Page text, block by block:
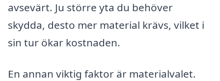
avsevärt. Ju större yta du behöver
skydda, desto mer material krävs, vilket i
sin tur ökar kostnaden.
En annan viktig faktor är materialvalet.